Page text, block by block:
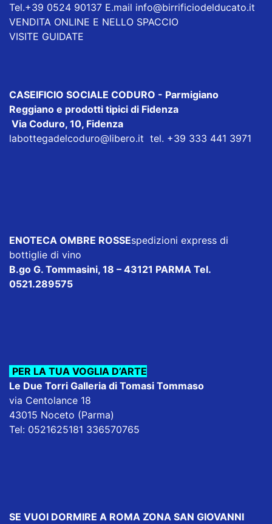
Tel.+39 0524 90137 E.mail info@birrificiodelducato.it
VENDITA ONLINE E NELLO SPACCIO
VISITE GUIDATE
CASEIFICIO SOCIALE CODURO - Parmigiano
Reggiano e prodotti tipici di Fidenza
Via Coduro, 10, Fidenza
labottegadelcoduro@libero.it tel. +39 333 441 3971
ENOTECA OMBRE ROSSEspedizioni express di
bottiglie di vino
B.go G. Tommasini, 18 – 43121 PARMA Tel.
0521.289575
PER LA TUA VOGLIA D’ARTE
Le Due Torri Galleria di Tomasi Tommaso
via Centolance 18
43015 Noceto (Parma)
Tel: 0521625181 336570765
SE VUOI DORMIRE A ROMA ZONA SAN GIOVANNI